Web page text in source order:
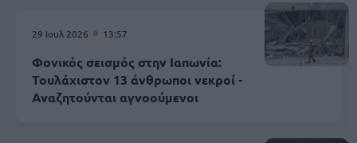
29 Ιουλ 2026 13:57
Φονικός σεισμός στην Ιαπωνία:
Τουλάχιστον 13 άνθρωποι νεκροί -
Αναζητούνται αγνοούμενοι